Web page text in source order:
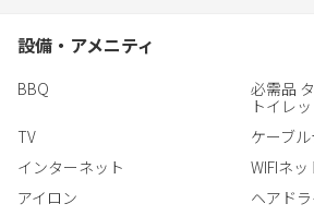
設備・アメニティ
BBQ
必需品
トイレ
TV
ケーブ
インターネット
WIFIネ
アイロン
ヘアド